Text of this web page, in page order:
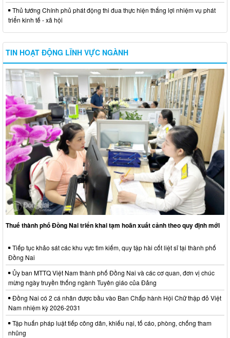
Thủ tướng Chính phủ phát động thi đua thực hiện thắng lợi nhiệm vụ phát
triển kinh tế - xã hội
TIN HOẠT ĐỘNG LĨNH VỰC NGÀNH
Thuế thành phố Đồng Nai triển khai tạm hoãn xuất cảnh theo quy định mới
Tiếp tục khảo sát các khu vực tìm kiếm, quy tập hài cốt liệt sĩ tại thành phố
Đồng Nai
Ủy ban MTTQ Việt Nam thành phố Đồng Nai và các cơ quan, đơn vị chúc
mừng ngày truyền thống ngành Tuyên giáo của Đảng
Đồng Nai có 2 cá nhân được bầu vào Ban Chấp hành Hội Chữ thập đỏ Việt
Nam nhiệm kỳ 2026-2031
Tập huấn pháp luật tiếp công dân, khiếu nại, tố cáo, phòng, chống tham
nhũng